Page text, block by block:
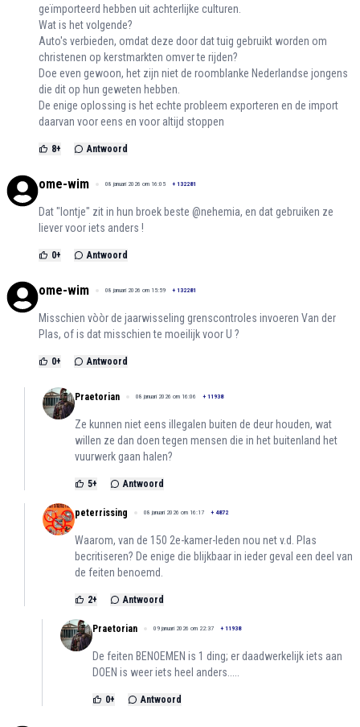
geïmporteerd hebben uit achterlijke culturen.
Wat is het volgende?
Auto's verbieden, omdat deze door dat tuig gebruikt worden om
christenen op kerstmarkten omver te rijden?
Doe even gewoon, het zijn niet de roomblanke Nederlandse jongens
die dit op hun geweten hebben.
De enige oplossing is het echte probleem exporteren en de import
daarvan voor eens en voor altijd stoppen
8+ Antwoord
ome-wim 08 januari 2026 om 16:05 + 132281
Dat "lontje" zit in hun broek beste @nehemia, en dat gebruiken ze
liever voor iets anders !
0+ Antwoord
ome-wim 08 januari 2026 om 15:59 + 132281
Misschien vòòr de jaarwisseling grenscontroles invoeren Van der
Plas, of is dat misschien te moeilijk voor U ?
0+ Antwoord
Praetorian 08 januari 2026 om 16:06 + 11938
Ze kunnen niet eens illegalen buiten de deur houden, wat
willen ze dan doen tegen mensen die in het buitenland het
vuurwerk gaan halen?
5+ Antwoord
peterrissing 08 januari 2026 om 16:17 + 4872
Waarom, van de 150 2e-kamer-leden nou net v.d. Plas
becritiseren? De enige die blijkbaar in ieder geval een deel van
de feiten benoemd.
2+ Antwoord
Praetorian 09 januari 2026 om 22:37 + 11938
De feiten BENOEMEN is 1 ding; er daadwerkelijk iets aan
DOEN is weer iets heel anders.....
0+ Antwoord